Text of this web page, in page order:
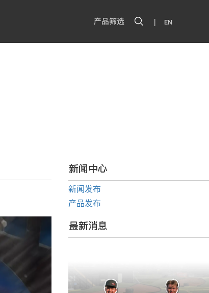
产品筛选 | EN
新闻中心
新闻发布
产品发布
最新消息